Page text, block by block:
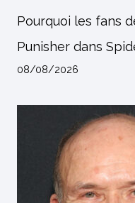
Pourquoi les fans
Punisher dans
08/08/2026